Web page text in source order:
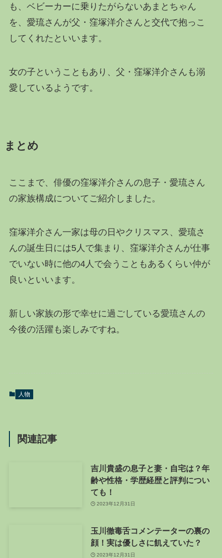
も、ベビーカーに乗りたがらないあまとちゃん
を、愛琉さんが父・窪塚洋介さんと交代で抱っこ
してくれたといいます。
女の子ということもあり、父・窪塚洋介さんも溺
愛しているようです。
まとめ
ここまで、俳優の窪塚洋介さんの息子・愛琉さん
の家族構成についてご紹介しました。
窪塚洋介さん一家は母の日やクリスマス、愛琉さ
んの誕生日には5人で集まり、窪塚洋介さんが仕事
でいない時に他の4人で会うこともあるくらい仲が
良いといいます。
新しい家族の形で幸せに過ごしている愛琉さんの
今後の活躍も楽しみですね。
人物
関連記事
吉川貴盛の息子と妻・自宅は？年
齢や性格・学歴経歴と評判につい
ても！
2023年12月31日
玉川徹毒舌コメンテーターの裏の
顔！実は優しさに飢えていた？
2023年12月31日